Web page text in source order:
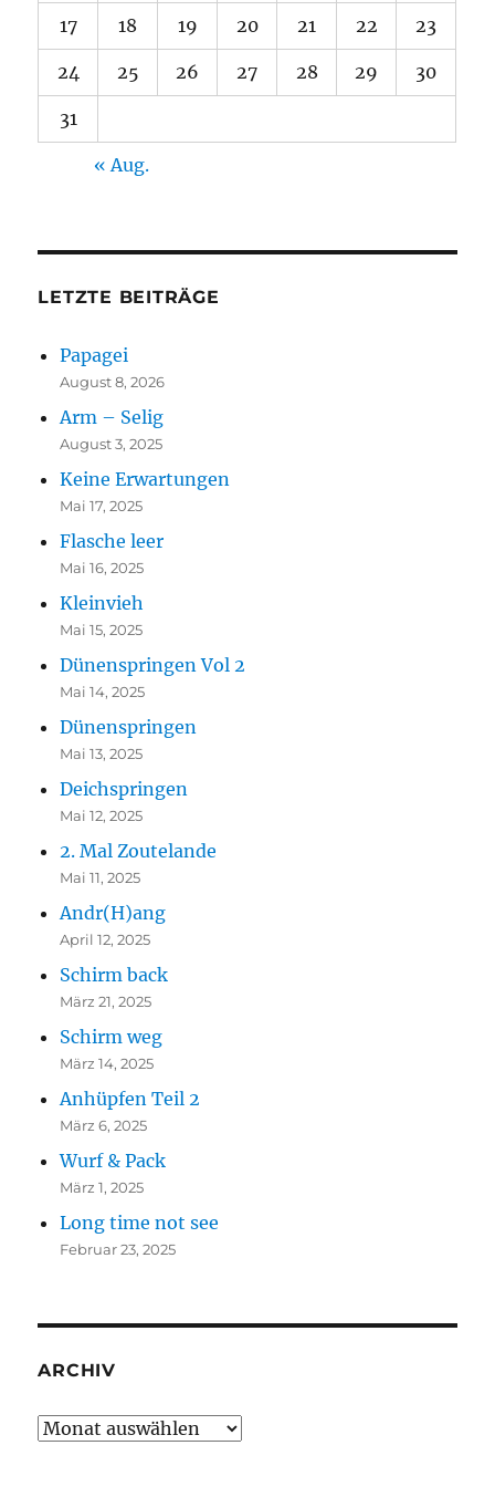
17 18 19 20 21 22 23
24 25 26 27 28 29 30
31
« Aug.
LETZTE BEITRÄGE
Papagei
August 8, 2026
Arm – Selig
August 3, 2025
Keine Erwartungen
Mai 17, 2025
Flasche leer
Mai 16, 2025
Kleinvieh
Mai 15, 2025
Dünenspringen Vol 2
Mai 14, 2025
Dünenspringen
Mai 13, 2025
Deichspringen
Mai 12, 2025
2. Mal Zoutelande
Mai 11, 2025
Andr(H)ang
April 12, 2025
Schirm back
März 21, 2025
Schirm weg
März 14, 2025
Anhüpfen Teil 2
März 6, 2025
Wurf & Pack
März 1, 2025
Long time not see
Februar 23, 2025
ARCHIV
Archiv